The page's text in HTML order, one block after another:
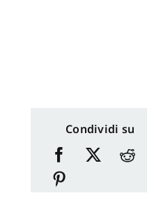
Condividi su